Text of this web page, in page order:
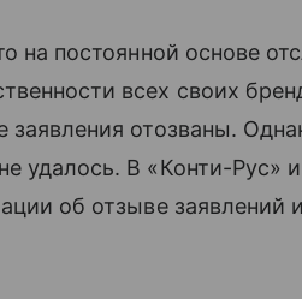
на постоянной основе
всех своих
заявления отозваны.
удалось. В «Конти-Рус» и
об отзыве заявлений